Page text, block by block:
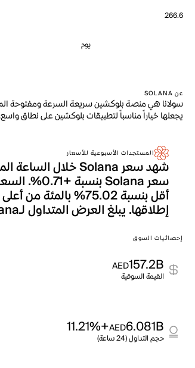
266.6
يوم
عن SOLANA
سولانا هي منصة بلوكشين سريعة السرعة ومفتوحة
يجعلها خياراً مناسباً لتطبيقات بلوكشين على نطاق
المستجدات الأسبوعية للأسعار
إطلاقها. يبلغ العرض المتداول لـSolana حالياً 582.1M، وهو ما يترجم إلى إجمالي القيمة السوقية التي تصل إلى 157.2B.
إحصائيات السوق
157.2B
AED
القيمة السوقية
6.081B
AED
+11.21%
حجم التداول (24 ساعة)